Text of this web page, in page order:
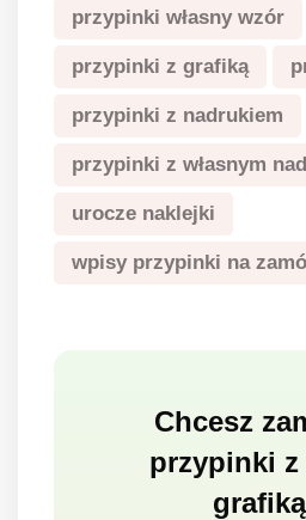
przypinki własny wzór
przypinki z grafiką
przypinki z nadrukiem
przypinki z własnym
urocze naklejki
wpisy przypinki na
Chcesz
przypinki z